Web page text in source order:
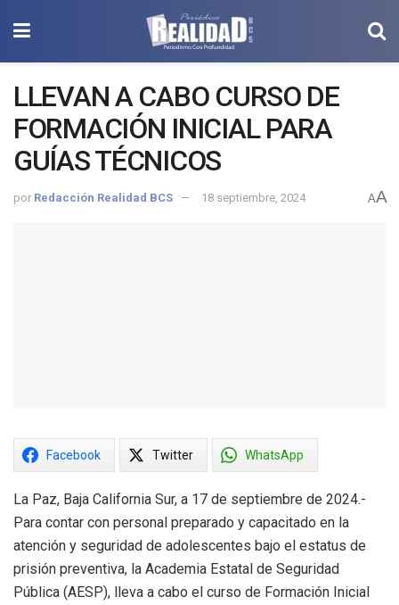
LLEVAN A CABO CURSO DE
FORMACIÓN INICIAL PARA
GUÍAS TÉCNICOS
por Redacción Realidad BCS 18 septiembre, 2024 AA
Facebook Twitter WhatsApp
La Paz, Baja California Sur, a 17 de septiembre de 2024.-
Para contar con personal preparado y capacitado en la
atención y seguridad de adolescentes bajo el estatus de
prisión preventiva, la Academia Estatal de Seguridad
Pública (AESP), lleva a cabo el curso de Formación Inicial